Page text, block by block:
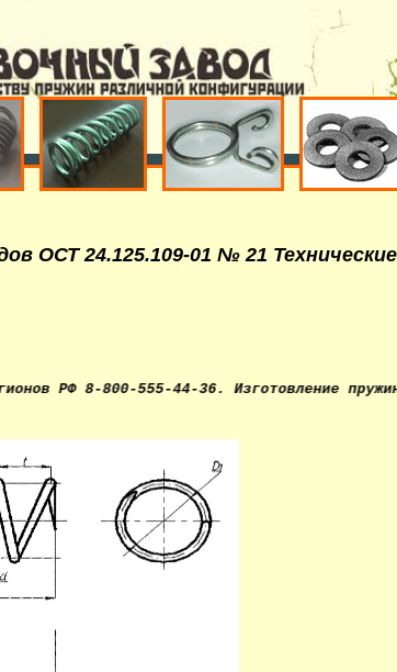
ОСТ 24.125.109-01 № 21 Технические
800-555-44-36. Изготовление пружин из